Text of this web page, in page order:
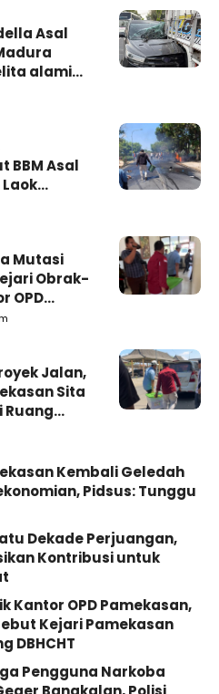
Asal
alami
Wonogiri
BBM Asal
Meninggal
Mutasi
Obrak-
OPD
Jalan,
Sita
Ruang
Kembali Geledah
Pidsus: Tunggu
Dekade Perjuangan,
Kontribusi untuk
Kantor OPD Pamekasan,
Kejari Pamekasan
DBHCHT
Pengguna Narkoba